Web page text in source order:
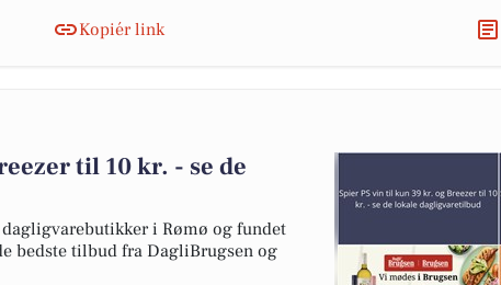
Kopiér link
til 10 kr. - se de
i Rømø og fundet
bedste tilbud fra DagliBrugsen og